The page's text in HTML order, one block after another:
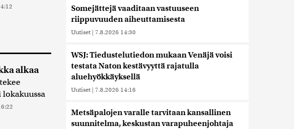
alkaa
Somejättejä vaaditaan vastuuseen
riippuvuuden aiheuttamisesta
Uutiset | 7.8.2026 14:30
WSJ: Tiedustelutiedon mukaan Venäjä voisi
testata Naton kestävyyttä rajatulla
aluehyökkäyksellä
Uutiset | 7.8.2026 14:16
Metsäpalojen varalle tarvitaan kansallinen
suunnitelma, keskustan varapuheenjohtaja